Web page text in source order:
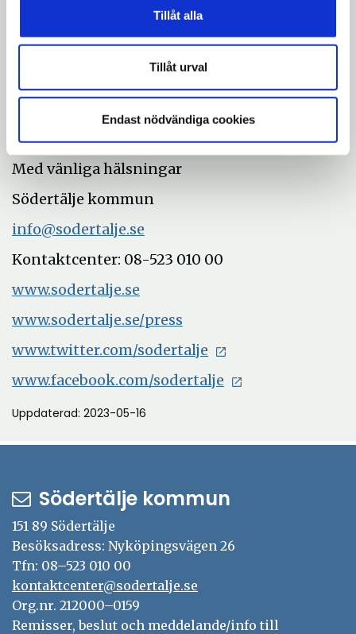
Tillåt alla
Tillåt urval
Endast nödvändiga cookies
Boel Godner, kommunstyrelsens
ordförande (S), 08-523 010 81,
boel.godner@sodertalje.se
Helene Andersson, pressekreterare, 08-
helene.p.andersson@sodertalje.se
Med vänliga hälsningar
Södertälje kommun
info@sodertalje.se
Kontaktcenter: 08-523 010 00
www.sodertalje.se
www.sodertalje.se/press
www.twitter.com/sodertalje
www.facebook.com/sodertalje
Uppdaterad: 2023-05-16
Södertälje kommun
151 89 Södertälje
Besöksadress: Nyköpingsvägen 26
Tfn: 08–523 010 00
kontaktcenter@sodertalje.se
Org.nr. 212000–0159
Remisser, beslut och meddelande/info till